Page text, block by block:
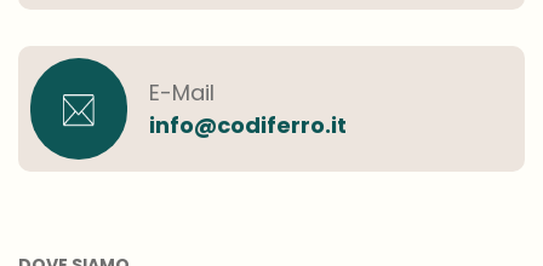
E-Mail
info@codiferro.it